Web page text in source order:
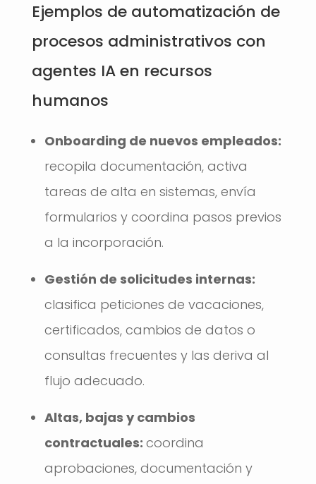
Ejemplos de automatización de
procesos administrativos con
agentes IA en recursos
humanos
Onboarding de nuevos empleados:
recopila documentación, activa
tareas de alta en sistemas, envía
formularios y coordina pasos previos
a la incorporación.
Gestión de solicitudes internas:
clasifica peticiones de vacaciones,
certificados, cambios de datos o
consultas frecuentes y las deriva al
flujo adecuado.
Altas, bajas y cambios
contractuales: coordina
aprobaciones, documentación y